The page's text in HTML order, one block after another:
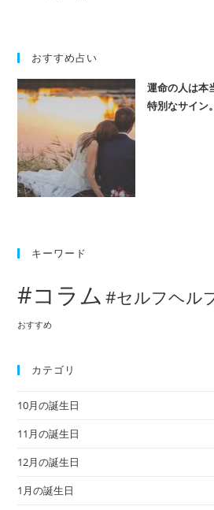
おすすめ占い
運命の人は本
特別なサイン
キーワード
#コラム #セルフヘル
おすすめ
カテゴリ
10月の誕生日
11月の誕生日
12月の誕生日
1月の誕生日